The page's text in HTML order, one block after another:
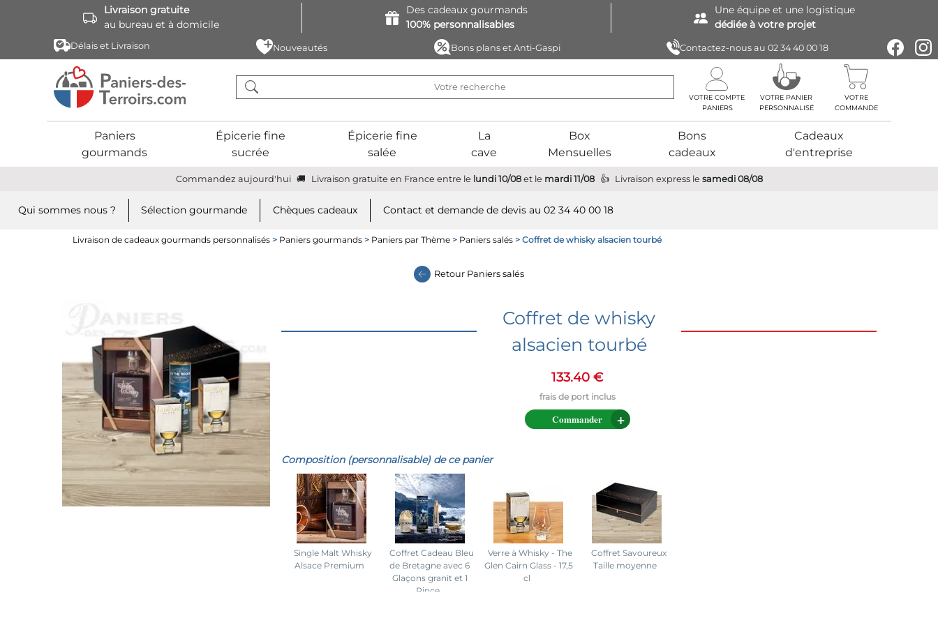
Livraison gratuite
au bureau et à domicile
Des cadeaux gourmands
100% personnalisables
Une équipe et une logistique
dédiée à votre projet
Délais et Livraison Nouveautés Bons plans et Anti-Gaspi Contactez-nous au 02 34 40 00 18
VOTRE COMPTE
VOTRE PANIER
PERSONNALISÉ
VOTRE
COMMANDE
Paniers
gourmands
Épicerie fine
sucrée
Épicerie fine
salée
La
cave
Box
Mensuelles
Bons
cadeaux
Cadeaux
d'entreprise
Commandez aujourd'hui Livraison gratuite en France entre le lundi 10/08et le mardi 11/08 Livraison expressle samedi 08/08
Qui sommes nous ? Sélection gourmande Chèques cadeaux Contact et demande de devis au 02 34 40 00 18
Livraison de cadeaux gourmands personnalisés > Paniers gourmands > Paniers par Thème > Paniers salés > Coffret de whisky alsacien tourbé
Retour Paniers salés
Coffret de whisky
alsacien tourbé
133.40 €
Commander
Composition (personnalisable) de ce panier
Single Malt Whisky
Alsace Premium
Coffret Cadeau Bleu
de Bretagne avec 6
Glaçons granit et 1
Pince
Verre à Whisky - The
Glen Cairn Glass - 17,5
cl
Coffret Savoureux
Taille moyenne